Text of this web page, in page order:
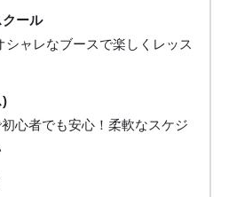
ール
シャレなブースで楽しくレッス
)
心者でも安心！柔軟なスケジ